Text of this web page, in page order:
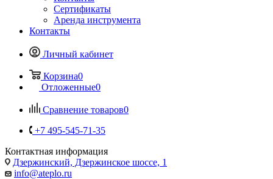
Сертификаты
Аренда инструмента
Контакты
Личный кабинет
Корзина0
Отложенные0
Сравнение товаров0
+7 495-545-71-35
Контактная информация
Дзержинский, Дзержинское шоссе, 1
info@ateplo.ru